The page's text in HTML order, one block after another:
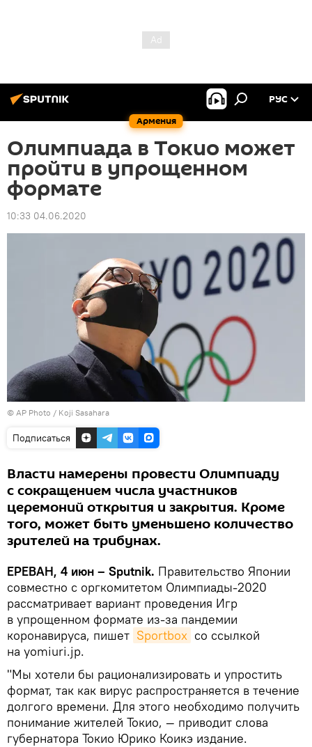
Армения
РУС
Олимпиада в Токио может
пройти в упрощенном
формате
10:33 04.06.2020
© AP Photo / Koji Sasahara
Подписаться
Власти намерены провести Олимпиаду
с сокращением числа участников
церемоний открытия и закрытия. Кроме
того, может быть уменьшено количество
зрителей на трибунах.
ЕРЕВАН, 4 июн – Sputnik. Правительство Японии
совместно с оргкомитетом Олимпиады-2020
рассматривает вариант проведения Игр
в упрощенном формате из-за пандемии
коронавируса, пишет Sportbox со ссылкой
на yomiuri.jp.
"Мы хотели бы рационализировать и упростить
формат, так как вирус распространяется в течение
долгого времени. Для этого необходимо получить
понимание жителей Токио, — приводит слова
губернатора Токио Юрико Коикэ издание.